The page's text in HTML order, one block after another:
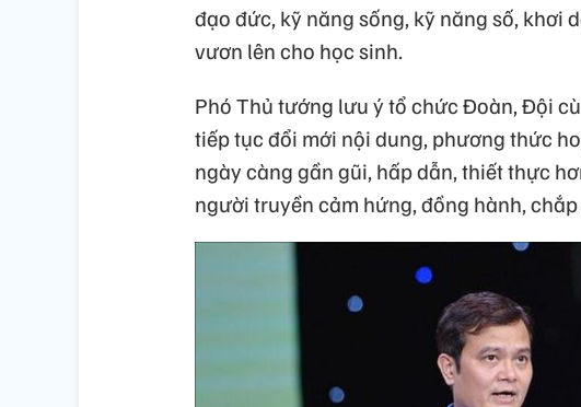
đạo đức, kỹ năng sống, kỹ năng số, khơi
vươn lên cho học sinh.
Phó Thủ tướng lưu ý tổ chức Đoàn, Đội
tiếp tục đổi mới nội dung, phương thức
ngày càng gần gũi, hấp dẫn, thiết thực
người truyền cảm hứng, đồng hành,